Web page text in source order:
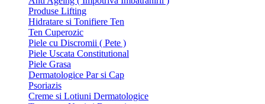
Produse Lifting
Hidratare si Tonifiere Ten
Ten Cuperozic
Piele cu Discromii ( Pete )
Piele Uscata Constitutional
Piele Grasa
Dermatologice Par si Cap
Psoriazis
Creme si Lotiuni Dermatologice